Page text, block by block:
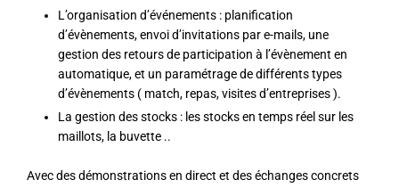
L’organisation d’événements : planification
d’évènements, envoi d’invitations par e-mails, une
gestion des retours de participation à l’évènement en
automatique, et un paramétrage de différents types
d’évènements ( match, repas, visites d’entreprises ).
La gestion des stocks : les stocks en temps réel sur les
maillots, la buvette ..
Avec des démonstrations en direct et des échanges concrets